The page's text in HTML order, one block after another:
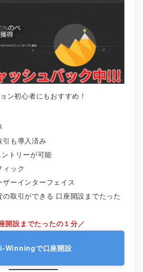
ン初心者にもおすすめ！
引も導入済み
トリーが可能
ィック
ーインターフェイス
の取引ができる 口座開設までたった
開設までたったの１分／
Winningで口座開設